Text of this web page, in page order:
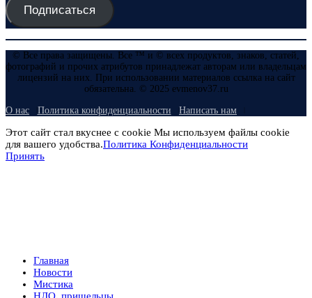
Подписаться
© Все права защищены. Все ™ и © всех продуктов, знаков, статей,
фотографий и прочих атрибутов принадлежат авторам или владельцам
лицензий на них. При использовании материалов ссылка на сайт
обязательна. © 2025 evmenov37.ru
О нас Политика конфиденциальности Написать нам
Этот сайт стал вкуснее с cookie Мы используем файлы cookie
для вашего удобства.Политика Конфиденциальности
Принять
Главная
Новости
Мистика
НЛО, пришельцы